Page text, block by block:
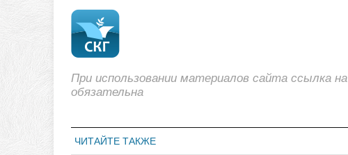
При использовании материалов сайта ссылка на
обязательна
ЧИТАЙТЕ ТАКЖЕ